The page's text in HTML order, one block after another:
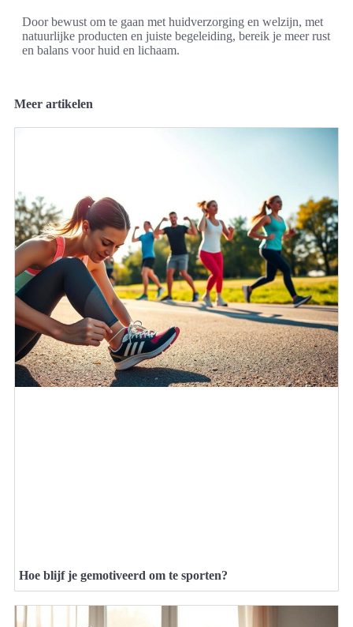
Door bewust om te gaan met huidverzorging en welzijn, met
natuurlijke producten en juiste begeleiding, bereik je meer rust
en balans voor huid en lichaam.
Meer artikelen
Hoe blijf je gemotiveerd om te sporten?